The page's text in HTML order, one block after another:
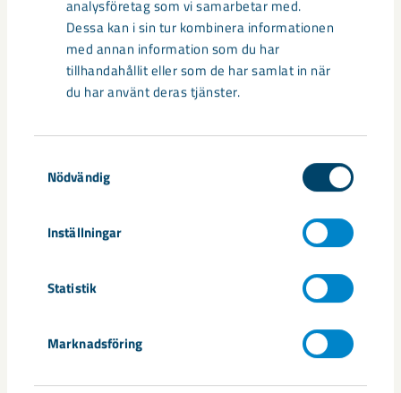
analysföretag som vi samarbetar med.
Dessa kan i sin tur kombinera informationen
med annan information som du har
tillhandahållit eller som de har samlat in när
du har använt deras tjänster.
Nödvändig
Inställningar
Statistik
Marknadsföring
Stoppet på Malmbanan innebär att mängden av lagren av bland
Björnström/LKAB
Dela
Linda Bjurholt
Malmbanan